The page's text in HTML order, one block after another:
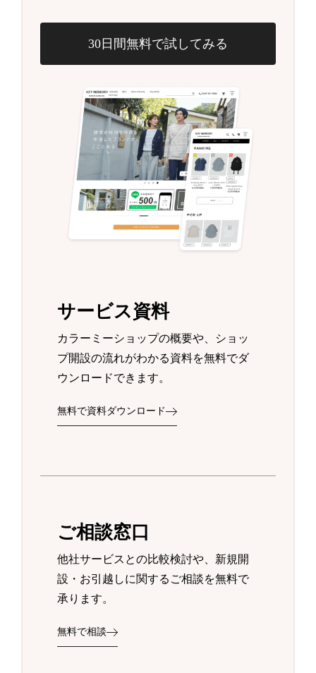
30日間無料で試してみる
サービス資料
カラーミーショップの概要や、ショッ
プ開設の流れがわかる資料を無料でダ
ウンロードできます。
無料で資料ダウンロード
ご相談窓口
他社サービスとの比較検討や、新規開
設・お引越しに関するご相談を無料で
承ります。
無料で相談